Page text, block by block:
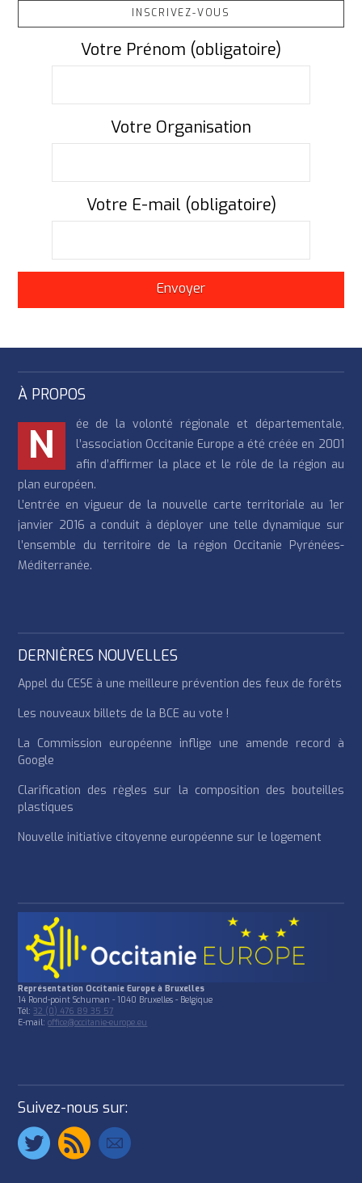
INSCRIVEZ-VOUS
Votre Prénom (obligatoire)
Votre Organisation
Votre E-mail (obligatoire)
À PROPOS
N
ée de la volonté régionale et départementale,
l’association Occitanie Europe a été créée en 2001
afin d’affirmer la place et le rôle de la région au
plan européen.
L’entrée en vigueur de la nouvelle carte territoriale au 1er
janvier 2016 a conduit à déployer une telle dynamique sur
l’ensemble du territoire de la région Occitanie Pyrénées-
Méditerranée.
DERNIÈRES NOUVELLES
Appel du CESE à une meilleure prévention des feux de forêts
Les nouveaux billets de la BCE au vote !
La Commission européenne inflige une amende record à
Google
Clarification des règles sur la composition des bouteilles
plastiques
Nouvelle initiative citoyenne européenne sur le logement
Représentation Occitanie Europe à Bruxelles
14 Rond-point Schuman - 1040 Bruxelles - Belgique
Tél:32 (0) 476 89 35 57
E-mail:office@occitanie-europe.eu
Suivez-nous sur: